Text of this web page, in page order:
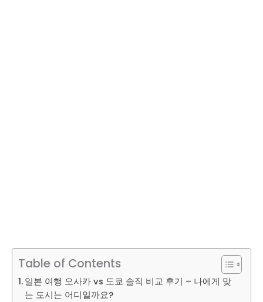
Table of Contents
일본 여행 오사카 vs 도쿄 솔직 비교 후기 – 나에게 맞
는 도시는 어디일까요?